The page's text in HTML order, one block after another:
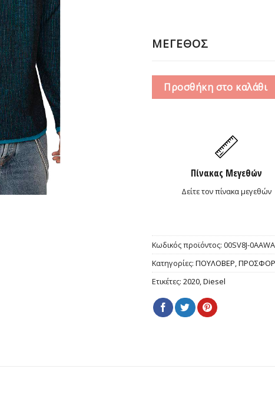
ΜΕΓΕΘΟΣ
Προσθήκη στο καλάθι
Πίνακας Μεγεθών
Δείτε τον πίνακα μεγεθών
Κωδικός προϊόντος: 00SV8J-
Κατηγορίες: ΠΟΥΛΟΒΕΡ,
Ετικέτες: 2020,Diesel